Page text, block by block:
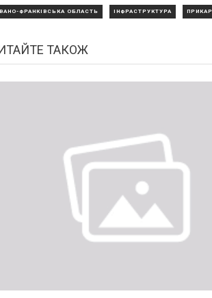
ФРАНКІВСЬКА ОБЛАСТЬ ІНФРАСТРУКТУРА
ТАКОЖ